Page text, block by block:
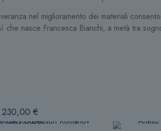
nel miglioramento dei materiali
che nasce Francesca Bianchi, a metà tra
230,00€